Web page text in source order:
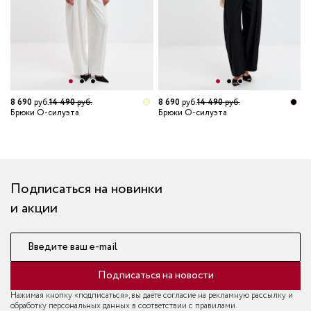
8 690руб.14 490руб.
Брюки О-силуэта
8 690руб.14 490руб.
Брюки О-силуэта
Подписаться на новинки
и акции
Введите ваш e-mail
Подписаться на новости
Нажимая кнопку «подписаться», вы даёте согласие на рекламную рассылку и
обработку персональных данных в соответствии с правилами.